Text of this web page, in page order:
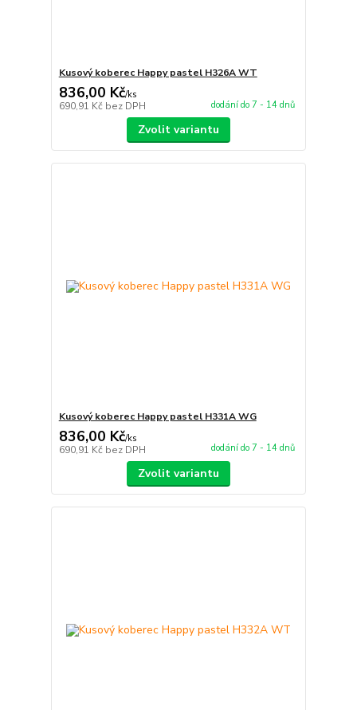
Kusový koberec Happy pastel H326A WT
836,00 Kč/ks
690,91 Kč bez DPH dodání do 7 - 14 dnů
Zvolit variantu
Kusový koberec Happy pastel H331A WG
836,00 Kč/ks
690,91 Kč bez DPH dodání do 7 - 14 dnů
Zvolit variantu